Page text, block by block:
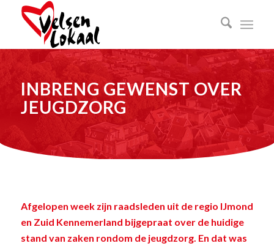
INBRENG GEWENST OVER
JEUGDZORG
Afgelopen week zijn raadsleden uit de regio IJmond
en Zuid Kennemerland bijgepraat over de huidige
stand van zaken rondom de jeugdzorg. En dat was